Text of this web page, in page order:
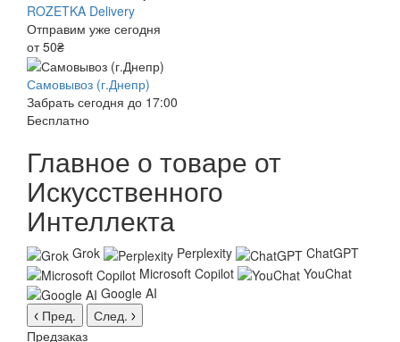
ROZETKA Delivery
Отправим уже сегодня
от 50₴
Самовывоз (г.Днепр)
Забрать сегодня до 17:00
Бесплатно
Главное о товаре от
Искусственного
Интеллекта
Grok Perplexity
ChatGPT
Microsoft Copilot
YouChat
Google AI
Пред.
След.
Предзаказ